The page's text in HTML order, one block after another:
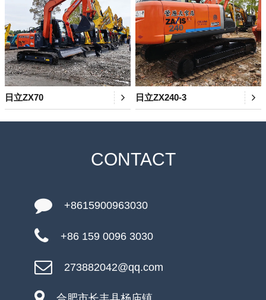
日立ZX70 日立ZX240-3
CONTACT
+8615900963030
+86 159 0096 3030
273882042@qq.com